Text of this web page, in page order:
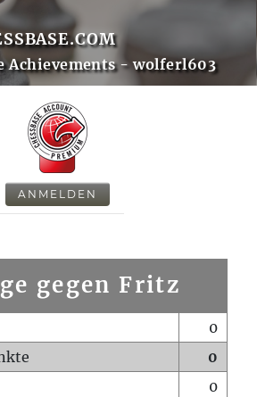
Achievements - wolferl603
ANMELDEN
gegen Fritz
0
0
0